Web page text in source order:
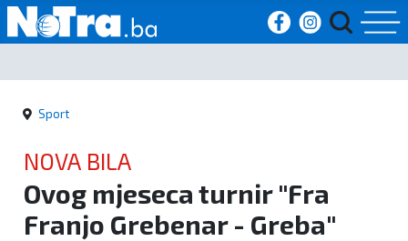
Početna
Vijesti
Sport
Kultura
Sport
NOVA BILA
Ovog mjeseca turnir "Fra
Franjo Grebenar - Greba"